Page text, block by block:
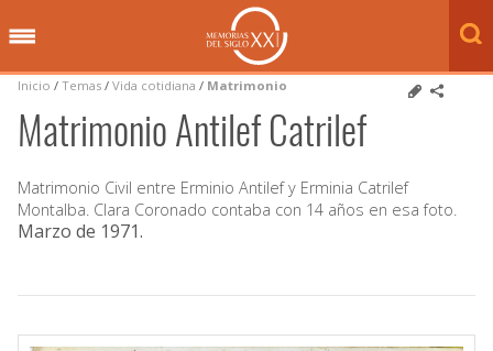
Inicio / Temas / Vida cotidiana / Matrimonio
Matrimonio Antilef Catrilef
Matrimonio Civil entre Erminio Antilef y Erminia Catrilef
Montalba. Clara Coronado contaba con 14 años en esa foto.
Marzo de 1971.